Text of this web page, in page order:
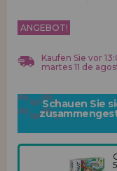
ANGEBOT!
Kaufen Sie vor
martes 11 de
Schauen Sie